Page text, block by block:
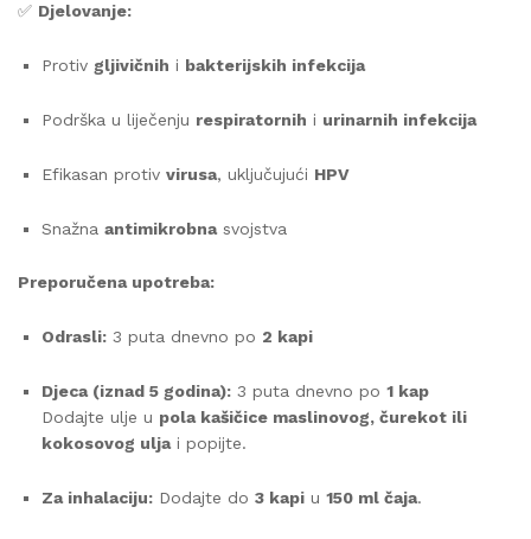
✅ Djelovanje:
Protiv gljivičnih i bakterijskih infekcija
Podrška u liječenju respiratornih i urinarnih infekcija
Efikasan protiv virusa, uključujući HPV
Snažna antimikrobnasvojstva
Preporučena upotreba:
Odrasli: 3 puta dnevno po 2 kapi
Djeca (iznad 5 godina): 3 puta dnevno po 1 kap
Dodajte ulje u pola kašičice maslinovog, čurekot ili
kokosovog uljai popijte.
Za inhalaciju: Dodajte do 3 kapi u 150 ml čaja.